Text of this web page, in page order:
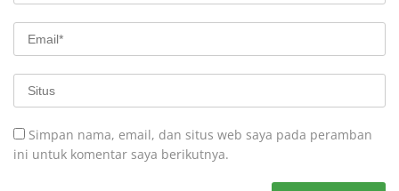
Simpan nama, email, dan situs web saya pada peramban
ini untuk komentar saya berikutnya.